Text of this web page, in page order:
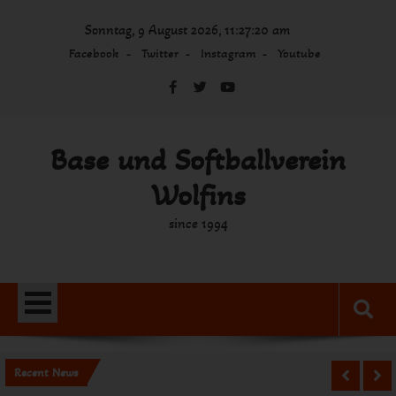
Sonntag, 9 August 2026, 11:27:20 am
Facebook Twitter Instagram Youtube
Base und Softballverein
Wolfins
since 1994
Recent News